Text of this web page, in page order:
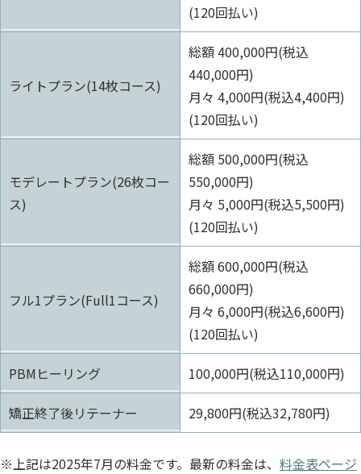
(120回払い)
ライトプラン(14枚コース)
総額 400,000円(税込
440,000円)
月々 4,000円(税込4,400円)
(120回払い)
モデレートプラン(26枚コー
ス)
総額 500,000円(税込
550,000円)
月々 5,000円(税込5,500円)
(120回払い)
フル1プラン(Full1コース)
総額 600,000円(税込
660,000円)
月々 6,000円(税込6,600円)
(120回払い)
PBMヒーリング 100,000円(税込110,000円)
矯正終了後リテーナー 29,800円(税込32,780円)
※上記は2025年7月の料金です。最新の料金は、 料金表ページ